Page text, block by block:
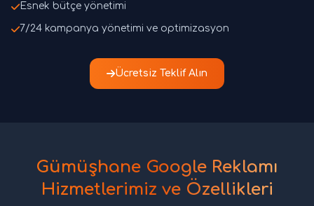
Esnek bütçe yönetimi
7/24 kampanya yönetimi ve optimizasyon
Ücretsiz Teklif Alın
Gümüşhane Google Reklamı
Hizmetlerimiz ve Özellikleri